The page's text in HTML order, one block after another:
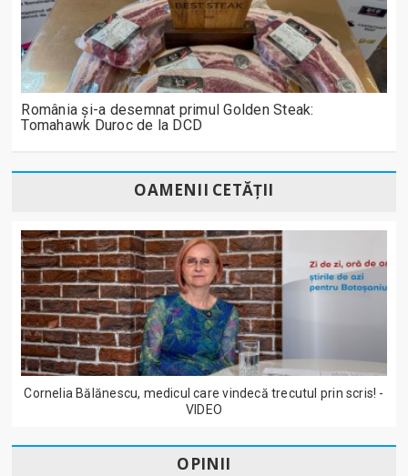
România și-a desemnat primul Golden Steak:
Tomahawk Duroc de la DCD
OAMENII CETĂȚII
Cornelia Bălănescu, medicul care vindecă trecutul prin scris! -
VIDEO
OPINII